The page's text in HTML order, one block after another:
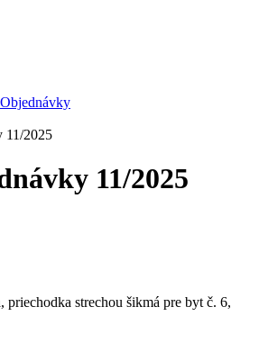
11/2025
11/2025
priechodka strechou šikmá pre byt č. 6,